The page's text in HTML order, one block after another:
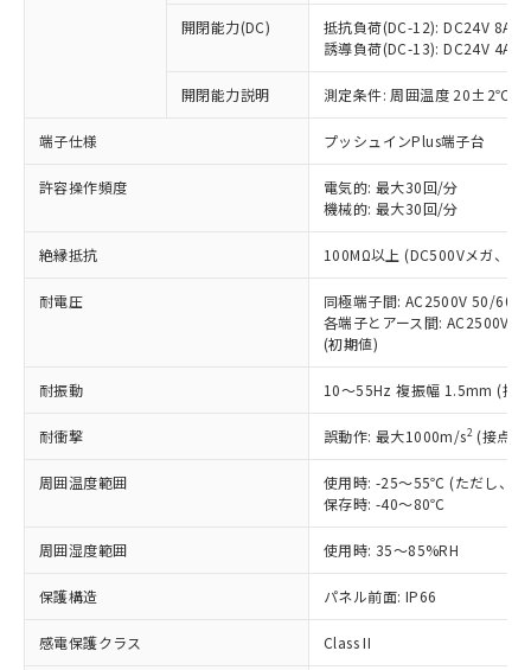
開閉能力(DC)
抵抗負荷(DC-12): DC24V 8A/
誘導負荷(DC-13): DC24V 4A/
開閉能力説明 測定条件: 周囲温度 20±2℃、
端子仕様 プッシュインPlus端子台
許容操作頻度
電気的: 最大30回/分
機械的: 最大30回/分
絶縁抵抗 100MΩ以上 (DC500Vメガ、点
耐電圧
同極端子間: AC2500V 50/
各端子とアース間: AC2500V
(初期値)
耐振動 10～55Hz 複振幅 1.5mm (接
耐衝撃 誤動作: 最大1000m/s2 (接点
周囲温度範囲
使用時: -25～55℃ (ただし、氷
保存時: -40～80℃
周囲湿度範囲 使用時: 35～85%RH
保護構造 パネル前面: IP66
感電保護クラス Class II
商品の当社在庫状況および標準価格
(税抜)を提供させていただくもので
当社制御機器事業取扱商品の中には、
本サービスの対象外となる商品もある
ことをご了承ください。
在庫状況および標準価格照会結果は、
記載している更新日時点での社内デー
タに基づき作成されるものであり、閲
覧された時点での実際の在庫および標
準価格とは異なる場合があることをご
正式な納期状況および標準価格はお客
様のお取引先、またはお客様担当のオ
ムロン制御機器販売店・当社販売員に
オムロン制御機器販売店や当社販売拠
販売ネットワーク
」をご確認
在庫状況および標準価格結果を当社の
事前の承諾なく第三者に漏洩または開
示しないようお願いします。
マイパーツ機能（部品リスト作成サー
ビス）をご利用いただくには、I-Web
メンバーズにご登録されている必要が
あります。
非含有の対応状況を調査中または確認中の
非該当品：ライセンス料など無形物で、有
害物質有無と関係のない商品です。
いたものが、含有品と判明した場合などや
むを得ず変更することがあります。
鉛(Pb) 1000ppm以下、 水銀(Hg) 1000ppm以下、 カド
六価クロム(Cr(Ⅵ)) 1000ppm以下、ポリ臭化ビフェニル
類(PBB) 1000ppm以下、ポリ臭化ジフェニルエーテル類
(PBDE) 1000ppm以下、フタル酸ビス(2-エチルヘキシ
ル) (DEHP)(別名：DOP) 1000ppm以下、フタル酸ブチ
ルベンジル（BBP） 1000ppm以下、フタル酸ジブチル
（DBP） 1000ppm以下、フタル酸ジイソブチル
但し、RoHS指令で産業用監視および制御機器に対する
図的な使用がないことを確認しています。
部品在庫の切り替え状況などにより、予定
月が前後することがあります。
「○」：最大均質材料含有率が中国RoHSの
基準値以下であることを示します。
「×」：最大均質材料含有率が中国RoHSの
基準値を超えていることを示します。
い合わせください。
*中国RoHS10物質の基準値 (GB/T26572)：
Pb(鉛) :1000ppm、 Hg(水銀) : 1000ppm、 Cd(カドミウ
ム) : 100ppm、
Cr(Ⅵ)(六価クロム) : 1000ppm、 PBBs(ポリ臭化ビフェ
ニル類) : 1000ppm、 PBDEs(ポリ臭化ジフェニルエーテ
DBP(フタル酸ジブチル) : 1000ppm、 DIBP(フタル酸ジ
イソブチル) : 1000ppm、 BBP(フタル酸ブチルベンジ
DEHP(フタル酸ビス(2-エチルヘキシル)) : 1000ppm
「ｅ」：有害物質（10物質）のすべてが基
準値以下であることを示します。
「10」：通常の使用状況下において有害物
質が外部に漏えいし、環境に深刻な影響を
及ぼさない年数を意味します。
「－」：未確認です。当社販売部門へお問
当社は、これら貴社製品のうち、外国
為替および外国貿易法に定める商品
（以下｢規制貨物等」という）を輸出
または国外への提供する場合は、日本
国政府の輸出許可(または役務取引許
可)を取得するなどの必要な手続きを
当社は規制貨物を破棄する場合は、完
全に破砕するなど、違法に輸出されな
いよう必要な手段を講じます。
当社は貴社製品を、核兵器、ミサイ
ル、化学兵器、生物兵器またはその他
武器並びにこれらの製造装置等に一切
当社は、貴社製品を第三者に販売する
場合は、上記1、2および3の内容を当
該第三者に通知します。また当社は、
販売先および販売に係わる関係者が違
法に輸出するおそれがある場合は、取
り引きをいたしません。
一定数以上の在庫あり
一定数には満たないが在庫あり
在庫なし(最新の在庫状況につ
いては、お客様のお取引先、ま
たはお客様担当のオムロン制御
機器販売店・当社販売員にご確
受注生産機種、また在庫状況の
情報を公開していない機種